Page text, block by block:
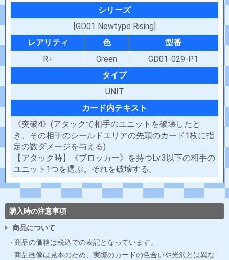
シリーズ
[GD01 Newtype Rising]
レアリティ
色
型番
R+
Green
GD01-029-P1
タイプ
UNIT
カード内テキスト
《突破4》(アタックで相手のユニットを破壊したと
き、その相手のシールドエリアの先頭のカード1枚に指
定の数ダメージを与える)
【アタック時】《ブロッカー》を持つLv.3以下の相手の
ユニット1つを選ぶ。それを破壊する。
購入時の注意事項
商品について
商品の価格は税込での表記となっています。
商品画像は見本のため、実際のカードの色合いや光沢とは異な